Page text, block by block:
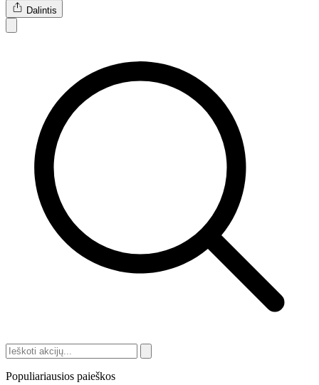
Dalintis
Populiariausios paieškos